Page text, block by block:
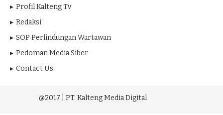
Profil Kalteng Tv
Redaksi
SOP Perlindungan Wartawan
Pedoman Media Siber
Contact Us
@2017 | PT. Kalteng Media Digital